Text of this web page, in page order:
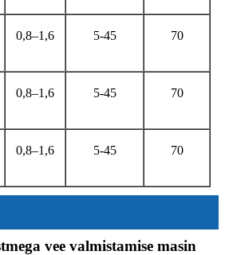
0,8–1,6 5-45 70
0,8–1,6 5-45 70
0,8–1,6 5-45 70
vee valmistamise masin